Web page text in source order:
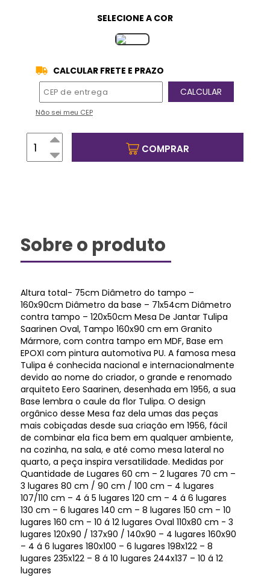
CALCULAR FRETE E PRAZO
Não sei meu CEP
COMPRAR
Sobre o produto
Altura total- 75cm Diâmetro do tampo –
160x90cm Diâmetro da base – 71x54cm Diâmetro
contra tampo – 120x50cm Mesa De Jantar Tulipa
Saarinen Oval, Tampo 160x90 cm em Granito
Mármore, com contra tampo em MDF, Base em
EPOXI com pintura automotiva PU. A famosa mesa
Tulipa é conhecida nacional e internacionalmente
devido ao nome do criador, o grande e renomado
arquiteto Eero Saarinen, desenhada em 1956, a sua
Base lembra o caule da flor Tulipa. O design
orgânico desse Mesa faz dela umas das peças
mais cobiçadas desde sua criação em 1956, fácil
de combinar ela fica bem em qualquer ambiente,
na cozinha, na sala, e até como mesa lateral no
quarto, a peça inspira versatilidade. Medidas por
Quantidade de Lugares 60 cm – 2 lugares 70 cm –
3 lugares 80 cm / 90 cm / 100 cm – 4 lugares
107/110 cm – 4 á 5 lugares 120 cm – 4 á 6 lugares
130 cm – 6 lugares 140 cm – 8 lugares 150 cm – 10
lugares 160 cm – 10 á 12 lugares Oval 110x80 cm - 3
lugares 120x90 / 137x90 / 140x90 – 4 lugares 160x90
– 4 á 6 lugares 180x100 – 6 lugares 198x122 – 8
lugares 235x122 – 8 á 10 lugares 244x137 – 10 á 12
lugares